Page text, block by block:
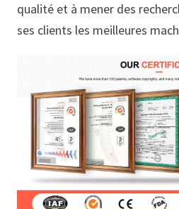
qualité et à mener des
ses clients les meilleures